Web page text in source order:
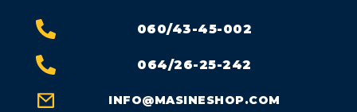
060/43-45-002
064/26-25-242
INFO@MASINESHOP.COM